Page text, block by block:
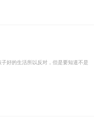
好的生活所以反对，但是要知道不是